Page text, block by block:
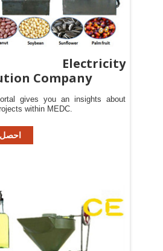
Electricity
Company
gives you an insights about
within MEDC.
احصل